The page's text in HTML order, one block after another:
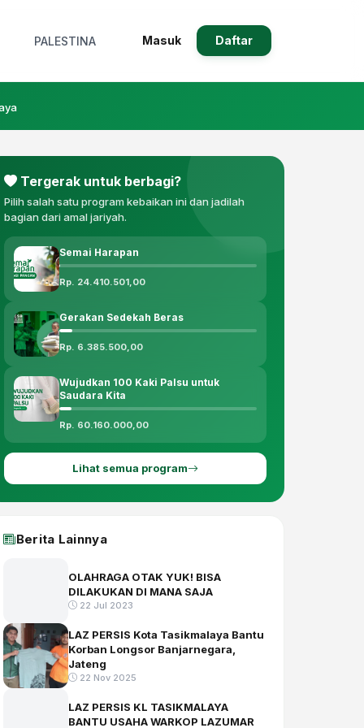
PALESTINA Masuk Daftar
Tergerak untuk berbagi?
Pilih salah satu program kebaikan ini dan jadilah
bagian dari amal jariyah.
Semai Harapan
Rp. 24.410.501,00
Gerakan Sedekah Beras
Rp. 6.385.500,00
Wujudkan 100 Kaki Palsu untuk
Saudara Kita
Rp. 60.160.000,00
Lihat semua program
Berita Lainnya
OLAHRAGA OTAK YUK! BISA
DILAKUKAN DI MANA SAJA
22 Jul 2023
LAZ PERSIS Kota Tasikmalaya Bantu
Korban Longsor Banjarnegara,
‎Jateng
22 Nov 2025
LAZ PERSIS KL TASIKMALAYA
BANTU USAHA WARKOP LAZUMAR